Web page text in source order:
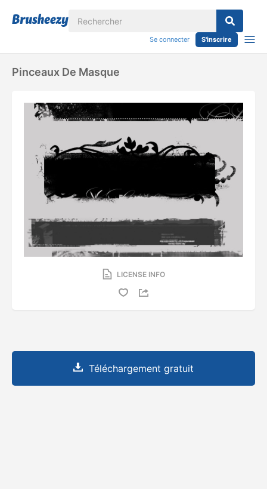
Se connecter S'inscrire
Pinceaux De Masque
LICENSE INFO
Téléchargement gratuit